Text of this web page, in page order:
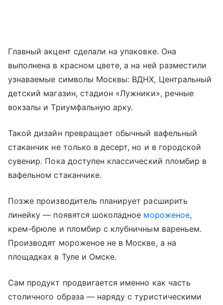
Главный акцент сделали на упаковке. Она
выполнена в красном цвете, а на ней разместили
узнаваемые символы Москвы: ВДНХ, Центральный
детский магазин, стадион «Лужники», речные
вокзалы и Триумфальную арку.
Такой дизайн превращает обычный вафельный
стаканчик не только в десерт, но и в городской
сувенир. Пока доступен классический пломбир в
вафельном стаканчике.
Позже производитель планирует расширить
линейку — появятся шоколадное мороженое,
крем-брюле и пломбир с клубничным вареньем.
Производят мороженое не в Москве, а на
площадках в Туле и Омске.
Сам продукт продвигается именно как часть
столичного образа — наряду с туристическими